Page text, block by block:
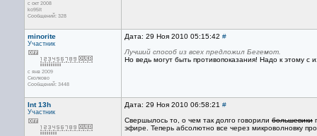
с окт 2008
ko95lt
Сообщений: 328
minorite
Участник
с янв 2009
Сколково
Сообщений: 3448
Дата: 29 Ноя 2010 05:15:42 #
Лучший способ из всех предложил Бегемот.
Но ведь могут быть противопоказания! Надо к этому с
Int 13h
Участник
Дата: 29 Ноя 2010 06:58:21 #
Свершылось то, о чем так долго говорили большевики
эфире. Теперь абсолютно все через микроволновку